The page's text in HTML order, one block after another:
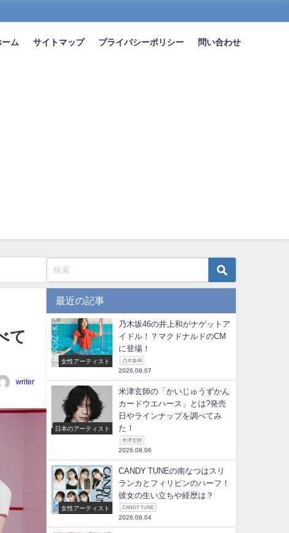
ーム サイトマップ プライバシーポリシー 問い合わせ
て
writer
最近の記事
女性アーティスト
乃木坂46の井上和がナゲットア
イドル！？マクドナルドのCM
に登場！
乃木坂46
2026.08.07
日本のアーティスト
米津玄師の「かいじゅうずかん
カードウエハース」とは?発売
日やラインナップを調べてみ
た！
米津玄師
2026.08.06
女性アーティスト
CANDY TUNEの南なつはスリ
ランカとフィリピンのハーフ！
彼女の生い立ちや経歴は？
CANDY TUNE
2026.08.04